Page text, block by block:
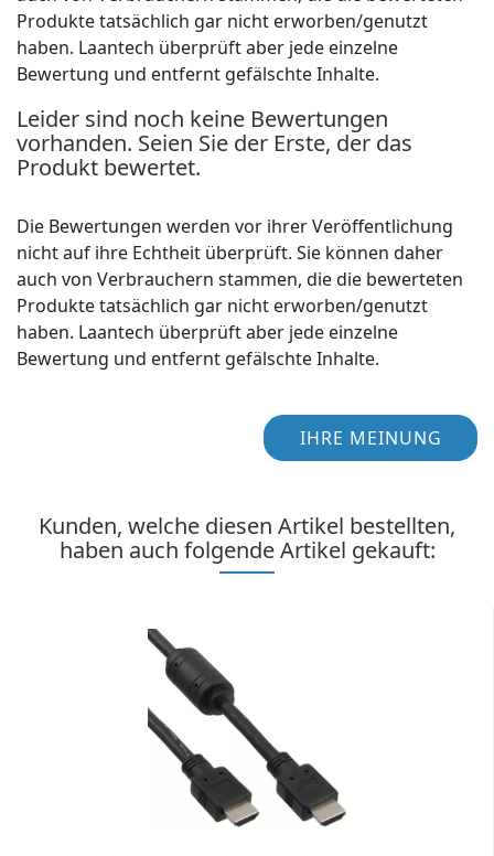
Produkte tatsächlich gar nicht erworben/genutzt
haben. Laantech überprüft aber jede einzelne
Bewertung und entfernt gefälschte Inhalte.
Leider sind noch keine Bewertungen
vorhanden. Seien Sie der Erste, der das
Produkt bewertet.
Die Bewertungen werden vor ihrer Veröffentlichung
nicht auf ihre Echtheit überprüft. Sie können daher
auch von Verbrauchern stammen, die die bewerteten
Produkte tatsächlich gar nicht erworben/genutzt
haben. Laantech überprüft aber jede einzelne
Bewertung und entfernt gefälschte Inhalte.
IHRE MEINUNG
Kunden, welche diesen Artikel bestellten,
haben auch folgende Artikel gekauft: